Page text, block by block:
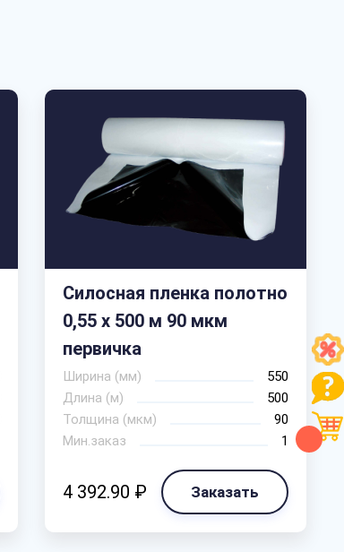
Силосная пленка полотно
0,55 х 500 м 90 мкм
первичка
Ширина (мм)
550
Длина (м)
500
Толщина (мкм)
90
Мин.заказ
1
4 392.90 ₽ Заказать